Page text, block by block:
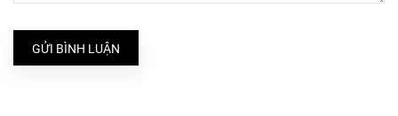
GỬI BÌNH LUẬN